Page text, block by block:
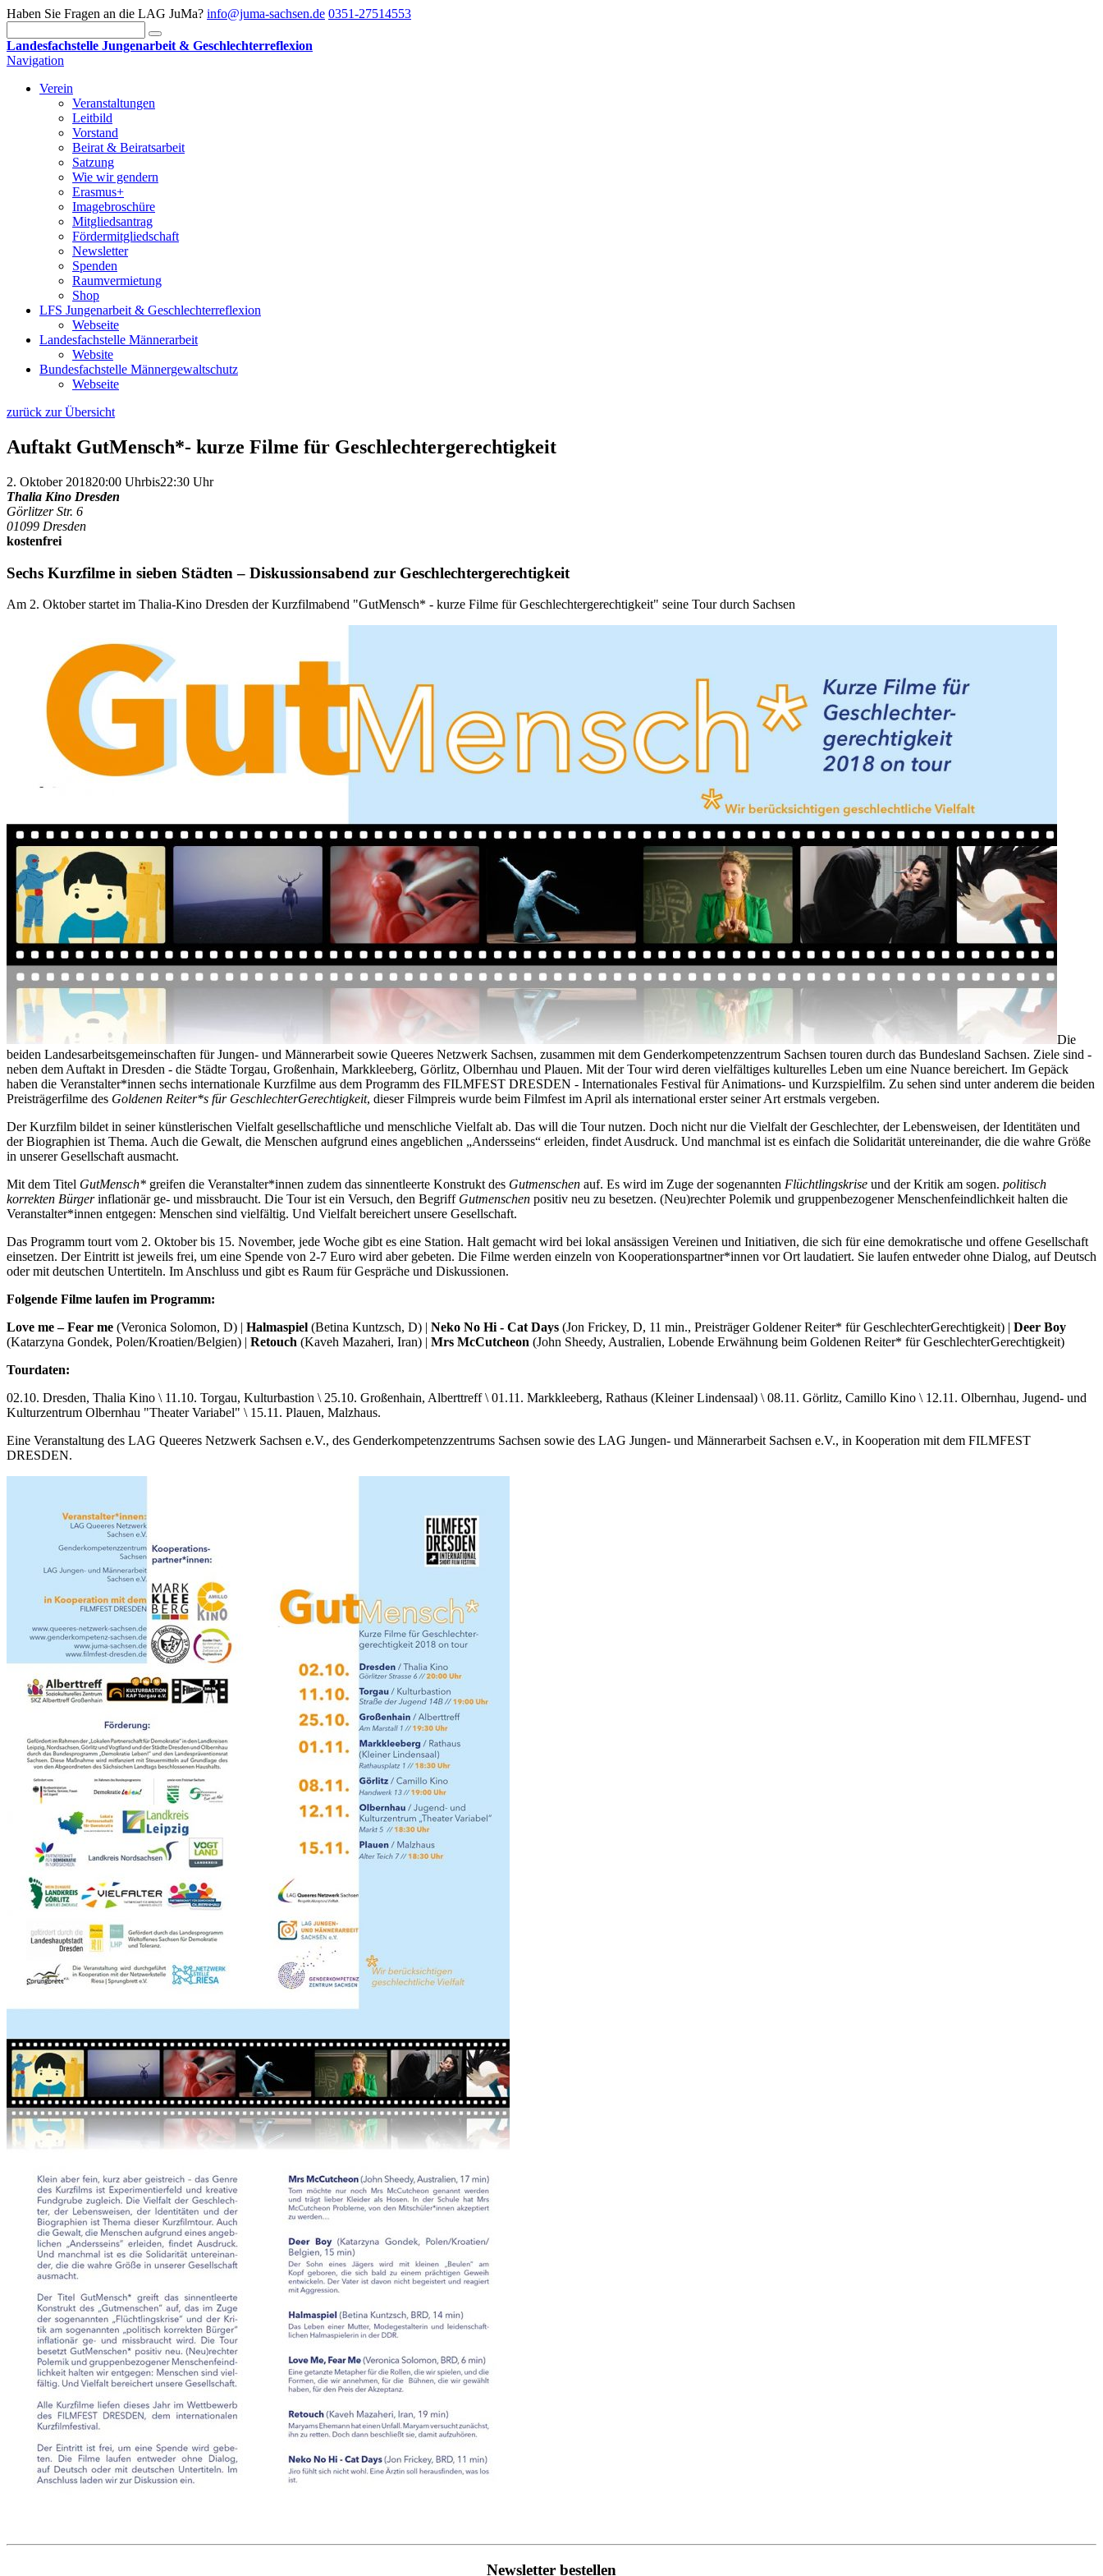
Haben Sie Fragen an die LAG JuMa? info@juma-sachsen.de 0351-27514553
Landesfachstelle Jungenarbeit & Geschlechterreflexion
Navigation
Verein
Veranstaltungen
Leitbild
Vorstand
Beirat & Beiratsarbeit
Satzung
Wie wir gendern
Erasmus+
Imagebroschüre
Mitgliedsantrag
Fördermitgliedschaft
Newsletter
Spenden
Raumvermietung
Shop
LFS Jungenarbeit & Geschlechterreflexion
Webseite
Landesfachstelle Männerarbeit
Website
Bundesfachstelle Männergewaltschutz
Webseite
zurück zur Übersicht
Auftakt GutMensch*- kurze Filme für Geschlechtergerechtigkeit
2. Oktober 201820:00 Uhrbis22:30 Uhr
Thalia Kino Dresden
Görlitzer Str. 6
01099 Dresden
kostenfrei
Sechs Kurzfilme in sieben Städten – Diskussionsabend zur Geschlechtergerechtigkeit
Am 2. Oktober startet im Thalia-Kino Dresden der Kurzfilmabend "GutMensch* - kurze Filme für Geschlechtergerechtigkeit" seine Tour durch Sachsen
Die
beiden Landesarbeitsgemeinschaften für Jungen- und Männerarbeit sowie Queeres Netzwerk Sachsen, zusammen mit dem Genderkompetenzzentrum Sachsen touren durch das Bundesland Sachsen. Ziele sind -
neben dem Auftakt in Dresden - die Städte Torgau, Großenhain, Markkleeberg, Görlitz, Olbernhau und Plauen. Mit der Tour wird deren vielfältiges kulturelles Leben um eine Nuance bereichert. Im Gepäck
haben die Veranstalter*innen sechs internationale Kurzfilme aus dem Programm des FILMFEST DRESDEN - Internationales Festival für Animations- und Kurzspielfilm. Zu sehen sind unter anderem die beiden
Preisträgerfilme des Goldenen Reiter*s für GeschlechterGerechtigkeit, dieser Filmpreis wurde beim Filmfest im April als international erster seiner Art erstmals vergeben.
Der Kurzfilm bildet in seiner künstlerischen Vielfalt gesellschaftliche und menschliche Vielfalt ab. Das will die Tour nutzen. Doch nicht nur die Vielfalt der Geschlechter, der Lebensweisen, der Identitäten und
der Biographien ist Thema. Auch die Gewalt, die Menschen aufgrund eines angeblichen „Andersseins“ erleiden, findet Ausdruck. Und manchmal ist es einfach die Solidarität untereinander, die die wahre Größe
in unserer Gesellschaft ausmacht.
Mit dem Titel GutMensch* greifen die Veranstalter*innen zudem das sinnentleerte Konstrukt des Gutmenschen auf. Es wird im Zuge der sogenannten Flüchtlingskrise und der Kritik am sogen. politisch
korrekten Bürgerinflationär ge- und missbraucht. Die Tour ist ein Versuch, den Begriff Gutmenschen positiv neu zu besetzen. (Neu)rechter Polemik und gruppenbezogener Menschenfeindlichkeit halten die
Veranstalter*innen entgegen: Menschen sind vielfältig. Und Vielfalt bereichert unsere Gesellschaft.
Das Programm tourt vom 2. Oktober bis 15. November, jede Woche gibt es eine Station. Halt gemacht wird bei lokal ansässigen Vereinen und Initiativen, die sich für eine demokratische und offene Gesellschaft
einsetzen. Der Eintritt ist jeweils frei, um eine Spende von 2-7 Euro wird aber gebeten. Die Filme werden einzeln von Kooperationspartner*innen vor Ort laudatiert. Sie laufen entweder ohne Dialog, auf Deutsch
oder mit deutschen Untertiteln. Im Anschluss und gibt es Raum für Gespräche und Diskussionen.
Folgende Filme laufen im Programm:
Love me – Fear me (Veronica Solomon, D) | Halmaspiel (Betina Kuntzsch, D) | Neko No Hi - Cat Days (Jon Frickey, D, 11 min., Preisträger Goldener Reiter* für GeschlechterGerechtigkeit) | Deer Boy
(Katarzyna Gondek, Polen/Kroatien/Belgien) | Retouch (Kaveh Mazaheri, Iran) | Mrs McCutcheon (John Sheedy, Australien, Lobende Erwähnung beim Goldenen Reiter* für GeschlechterGerechtigkeit)
Tourdaten:
02.10. Dresden, Thalia Kino \ 11.10. Torgau, Kulturbastion \ 25.10. Großenhain, Alberttreff \ 01.11. Markkleeberg, Rathaus (Kleiner Lindensaal) \ 08.11. Görlitz, Camillo Kino \ 12.11. Olbernhau, Jugend- und
Kulturzentrum Olbernhau "Theater Variabel" \ 15.11. Plauen, Malzhaus.
Eine Veranstaltung des LAG Queeres Netzwerk Sachsen e.V., des Genderkompetenzzentrums Sachsen sowie des LAG Jungen- und Männerarbeit Sachsen e.V., in Kooperation mit dem FILMFEST
DRESDEN.
Newsletter bestellen